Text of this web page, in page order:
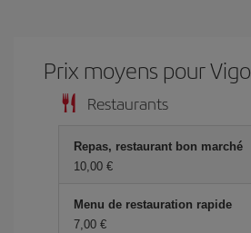
Prix ​​moyens pour Vigo
Restaurants
Repas, restaurant bon marché
10,00 €
Menu de restauration rapide
7,00 €